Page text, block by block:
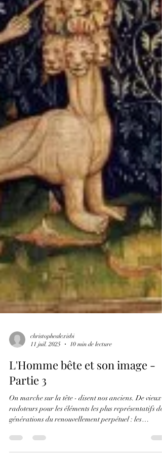
christophealexisbi
11 juil. 2025
10 min de lecture
L'Homme bête et son image -